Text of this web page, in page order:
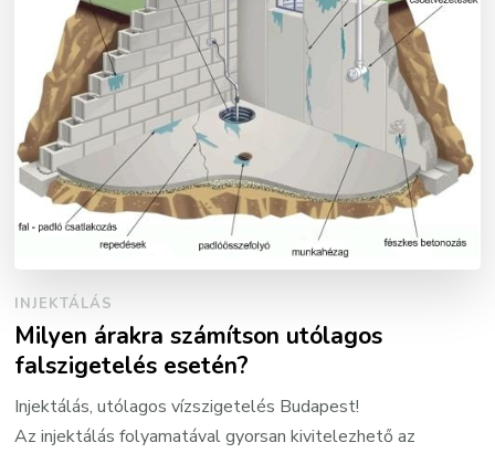
INJEKTÁLÁS
Milyen árakra számítson utólagos
falszigetelés esetén?
Injektálás, utólagos vízszigetelés Budapest!
Az injektálás folyamatával gyorsan kivitelezhető az